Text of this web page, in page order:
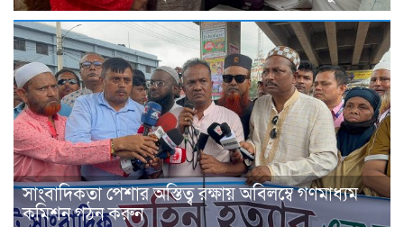
সাংবাদিকতা পেশার অস্তিত্ব রক্ষায় অবিলম্বে গণমাধ্যম
কমিশন গঠন করুন